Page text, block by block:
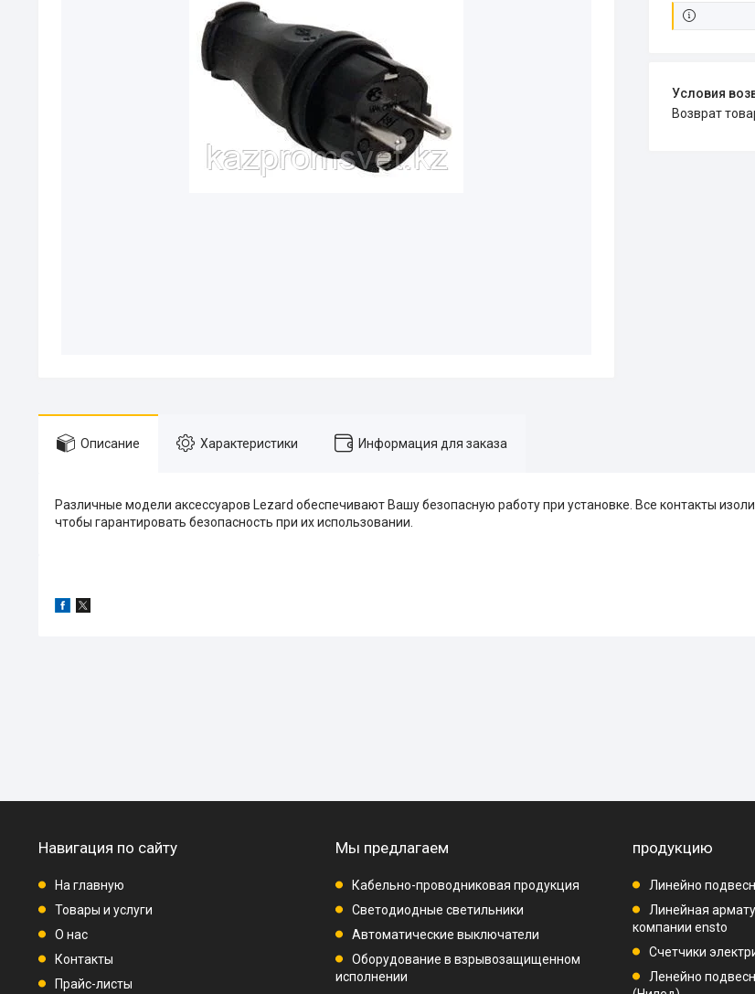
возврат
Описание Характеристики Информация для заказа
Различные модели аксессуаров Lezard обеспечивают Вашу безопасную работу при установке. Все контакты
чтобы гарантировать безопасность при их использовании.
Навигация по сайту
На главную
Товары и услуги
О нас
Контакты
Прайс-листы
Мы предлагаем
Кабельно-проводниковая продукция
Светодиодные светильники
Автоматические выключатели
Оборудование в взрывозащищенном
исполнении
продукцию
Линейно
Линейная
компании ensto
Счетчики
Ленейно